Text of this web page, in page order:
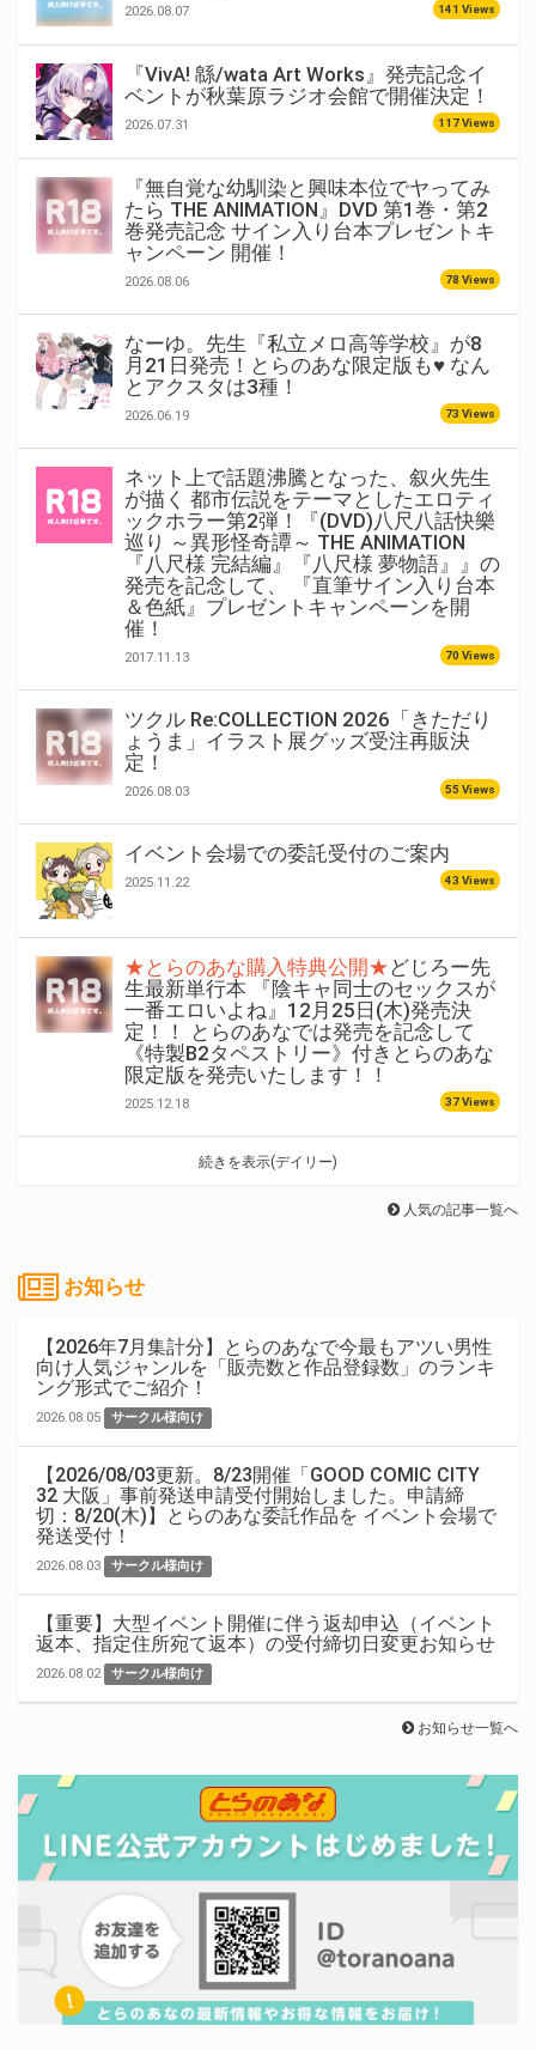
2026.08.07 141 Views
『VivA! 緜/wata Art Works』発売記念イ
ベントが秋葉原ラジオ会館で開催決定！
2026.07.31 117 Views
『無自覚な幼馴染と興味本位でヤってみ
たら THE ANIMATION』DVD 第1巻・第2
巻発売記念 サイン入り台本プレゼントキ
ャンペーン 開催！
2026.08.06 78 Views
なーゆ。先生『私立メロ高等学校』が8
月21日発売！とらのあな限定版も♥ なん
とアクスタは3種！
2026.06.19 73 Views
ネット上で話題沸騰となった、叙火先生
が描く 都市伝説をテーマとしたエロティ
ックホラー第2弾！『(DVD)八尺八話快樂
巡り ～異形怪奇譚～ THE ANIMATION
『八尺様 完結編』『八尺様 夢物語』』の
発売を記念して、 『直筆サイン入り台本
＆色紙』プレゼントキャンペーンを開
催！
2017.11.13 70 Views
ツクル Re:COLLECTION 2026「きただり
ょうま」イラスト展グッズ受注再販決
定！
2026.08.03 55 Views
イベント会場での委託受付のご案内
2025.11.22 43 Views
★とらのあな購入特典公開★どじろー先
生最新単行本 『陰キャ同士のセックスが
一番エロいよね』12月25日(木)発売決
定！！ とらのあなでは発売を記念して
《特製B2タペストリー》付きとらのあな
限定版を発売いたします！！
2025.12.18 37 Views
続きを表示(デイリー)
人気の記事一覧へ
お知らせ
【2026年7月集計分】とらのあなで今最もアツい男性
向け人気ジャンルを「販売数と作品登録数」のランキ
ング形式でご紹介！
2026.08.05 サークル様向け
【2026/08/03更新。8/23開催「GOOD COMIC CITY
32 大阪」事前発送申請受付開始しました。申請締
切：8/20(木)】とらのあな委託作品を イベント会場で
発送受付！
2026.08.03 サークル様向け
【重要】大型イベント開催に伴う返却申込（イベント
返本、指定住所宛て返本）の受付締切日変更お知らせ
2026.08.02 サークル様向け
お知らせ一覧へ